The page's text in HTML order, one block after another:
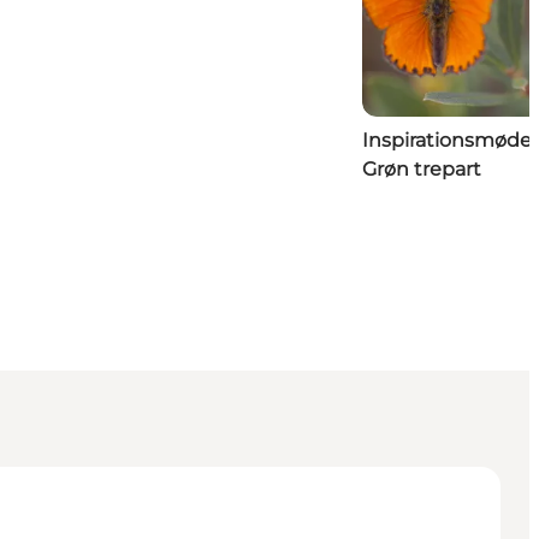
Inspirationsmøde
Grøn trepart